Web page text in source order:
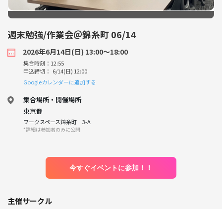
週末勉強/作業会＠錦糸町 06/14
2026年6月14日(日) 13:00〜18:00
集合時刻：12:55
申込締切： 6/14(日) 12:00
Googleカレンダーに追加する
集合場所・開催場所
東京都
ワークスペース錦糸町 3-A
*詳細は参加者のみに公開
今すぐイベントに参加！！
主催サークル